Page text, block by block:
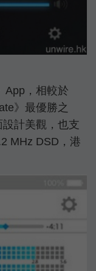
App，相較於
》最優勝之
計美觀，也支
MHz DSD，港